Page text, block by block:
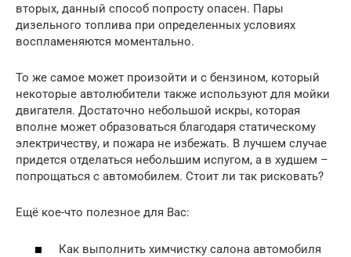
вторых, данный способ попросту опасен. Пары
дизельного топлива при определенных условиях
воспламеняются моментально.
То же самое может произойти и с бензином, который
некоторые автолюбители также используют для мойки
двигателя. Достаточно небольшой искры, которая
вполне может образоваться благодаря статическому
электричеству, и пожара не избежать. В лучшем случае
придется отделаться небольшим испугом, а в худшем –
попрощаться с автомобилем. Стоит ли так рисковать?
Ещё кое-что полезное для Вас:
Как выполнить химчистку салона автомобиля